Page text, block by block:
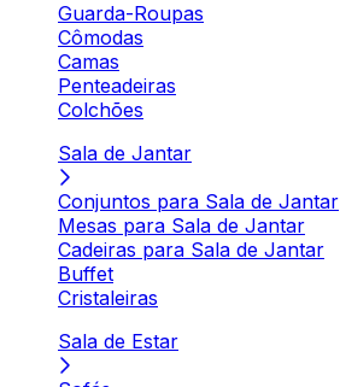
Guarda-Roupas
Cômodas
Camas
Penteadeiras
Colchões
Sala de Jantar
Conjuntos para Sala de Jantar
Mesas para Sala de Jantar
Cadeiras para Sala de Jantar
Buffet
Cristaleiras
Sala de Estar